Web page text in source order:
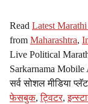
Read Latest
from Maharashtra,
Live Political
Sarkarnama
सर्व सोशल मीडिया
फेसबुक,ट्विटर,